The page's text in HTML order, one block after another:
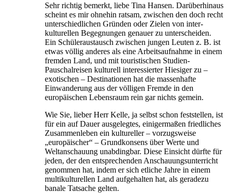
Sehr richtig bemerkt, liebe Tina Hansen. Darüberhinaus
scheint es mir ohnehin ratsam, zwischen den doch recht
unterschiedlichen Gründen oder Zielen von inter-
kulturellen Begegnungen genauer zu unterscheiden.
Ein Schüleraustausch zwischen jungen Leuten z. B. ist
etwas völlig anderes als eine Arbeitsaufnahme in einem
fremden Land, und mit touristischen Studien-
Pauschalreisen kulturell interessierter Hiesiger zu –
exotischen – Destinationen hat die massenhafte
Einwanderung aus der völligen Fremde in den
europäischen Lebensraum rein gar nichts gemein.
Wie Sie, lieber Herr Kelle, ja selbst schon feststellen, ist
für ein auf Dauer ausgelegtes, einigermaßen friedliches
Zusammenleben ein kultureller – vorzugsweise
„europäischer“ – Grundkonsens über Werte und
Weltanschauung unabdingbar. Diese Einsicht dürfte für
jeden, der den entsprechenden Anschauungsunterricht
genommen hat, indem er sich etliche Jahre in einem
multikulturellen Land aufgehalten hat, als geradezu
banale Tatsache gelten.